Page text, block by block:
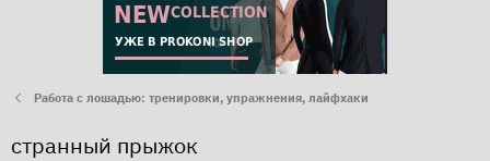
Работа с лошадью: тренировки, упражнения, лайфхаки
странный прыжок